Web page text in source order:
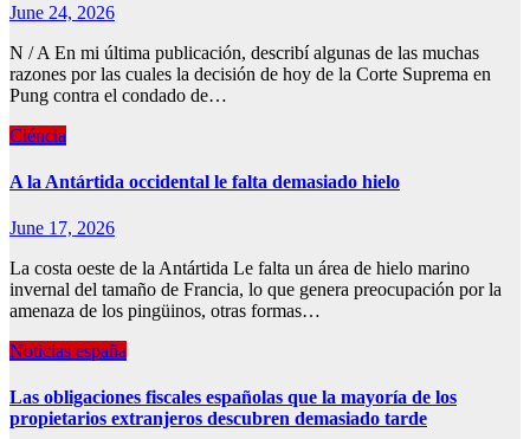
June 24, 2026
N / A En mi última publicación, describí algunas de las muchas
razones por las cuales la decisión de hoy de la Corte Suprema en
Pung contra el condado de…
Ciéncia
A la Antártida occidental le falta demasiado hielo
June 17, 2026
La costa oeste de la Antártida Le falta un área de hielo marino
invernal del tamaño de Francia, lo que genera preocupación por la
amenaza de los pingüinos, otras formas…
Noticias españa
Las obligaciones fiscales españolas que la mayoría de los
propietarios extranjeros descubren demasiado tarde